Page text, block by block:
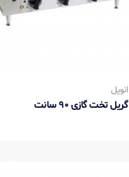
انویل
گریل تخت گازی 90 سانت